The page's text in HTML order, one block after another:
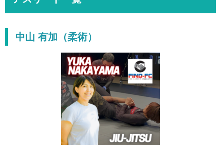
中山 有加（柔術）